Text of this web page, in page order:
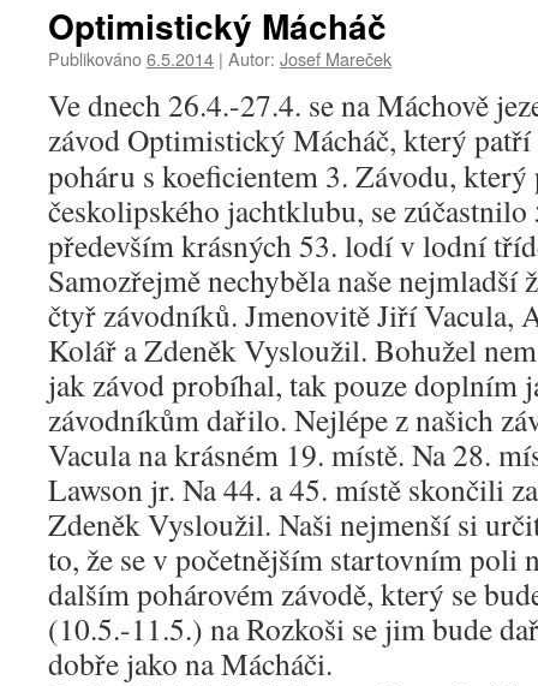
webu
Optimistický Mácháč
Publikováno6.5.2014 | Autor: Josef Mareček
Ve dnech 26.4.-27.4. se na Máchově
závod Optimistický Mácháč, který patří
poháru s koeficientem 3. Závodu, který
českolipského jachtklubu, se
především krásných 53. lodí v lodní
Samozřejmě nechyběla naše
čtyř závodníků. Jmenovitě Jiří Vacula,
Kolář a Zdeněk Vysloužil. Bohužel
jak závod probíhal, tak pouze doplním
závodníkům dařilo. Nejlépe z našich
Vacula na krásném 19. místě. Na 28.
Lawson jr. Na 44. a 45. místě skončili
Zdeněk Vysloužil. Naši nejmenší si
to, že se v početnějším startovním poli
dalším pohárovém závodě, který se
(10.5.-11.5.) na Rozkoši se jim bude
dobře jako na Mácháči.